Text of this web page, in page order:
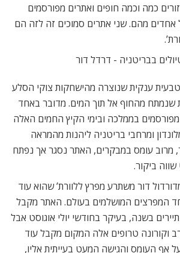
כמה וכמה חופים ואתרים מפורסמים
אחדים מהם. שני אתרים סמוכים זה לזה הם
ענקית שנוצרה מהישחקות צוקי הסלע
שנמתח מהחוף אל תוך המים. מדובר באחד
מפורסמים בממלכה ובימי הקיץ החמים האלה
ומרחבי בריטניה ליהנות מהמראה
מרוב עומס במבקרים, האתר נסגר אך נפתח
ביקור.
דור משתרע מפרץ ללוורת’ שהוא עוד
המפרצים המושלמים בעולם. האתר מקבל
בשנה, בעיקר בחודשי יולי אוגוסט אבל
וקורונה טרופים אלה המקום מקבל עוד
אף העומס והגישה המעט בעייתית אליו,